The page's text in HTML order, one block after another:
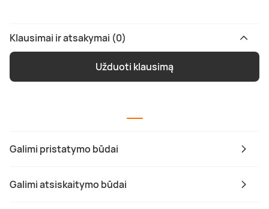
Galimi pristatymo būdai
Galimi atsiskaitymo būdai
Klausimai ir atsakymai (0)
Užduoti klausimą